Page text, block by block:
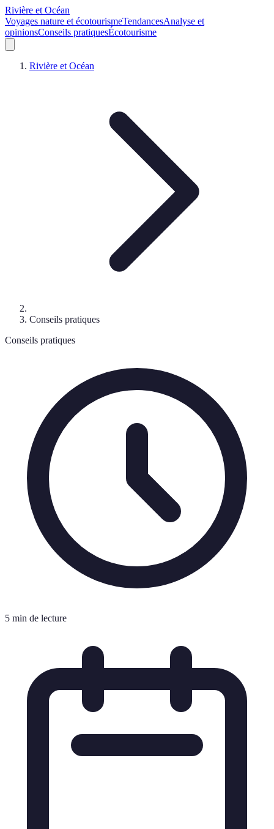
Rivière et Océan
Voyages nature et écotourismeTendancesAnalyse et
opinionsConseils pratiquesÉcotourisme
Rivière et Océan
Conseils pratiques
Conseils pratiques
5 min de lecture